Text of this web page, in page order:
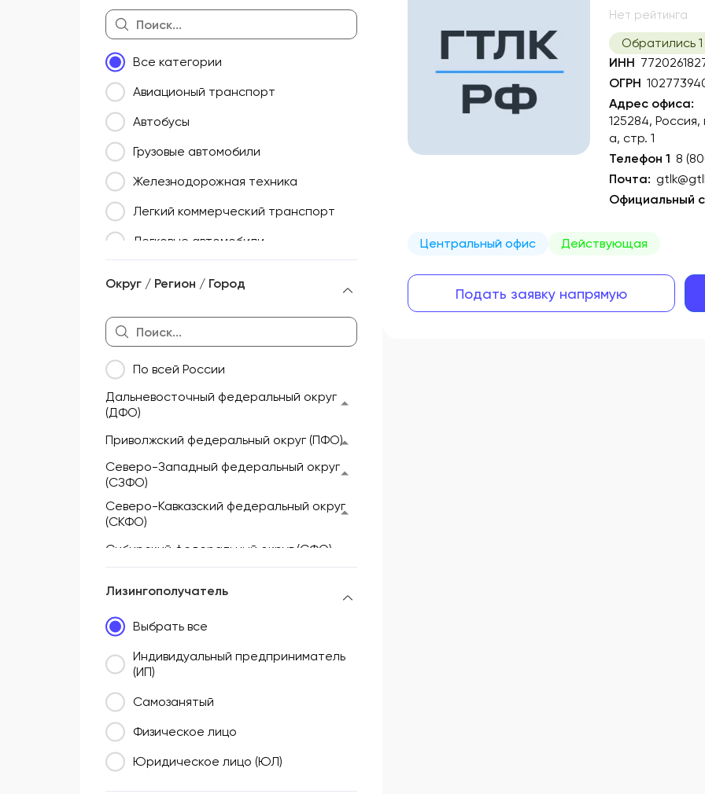
Все категории
Авиационый транспорт
Автобусы
Грузовые автомобили
Железнодорожная техника
Легкий коммерческий транспорт
Легковые автомобили
активного отдыха
Недвижимость
Оборудование
Прицепы и полуприцепы
Сельскохозяйственная техника
Складская техника
Округ / Регион / Город
По всей России
Дальневосточный федеральный округ
(ДФО)
Приволжский федеральный округ (ПФО)
Северо-Западный федеральный округ
(СЗФО)
Северо-Кавказский федеральный округ
(СКФО)
Сибирский федеральный округ (СФО)
Южный федеральный округ (ЮФО)
Лизингополучатель
Выбрать все
Индивидуальный предприниматель
(ИП)
Самозанятый
Физическое лицо
Юридическое лицо (ЮЛ)
Нет рейтинга
Обратились
ИНН
ОГРН
Адрес офиса:
125284,
а, стр. 1
Телефон 1 8
Почта:
Официальный
Центральный офис Действующая
Подать заявку напрямую